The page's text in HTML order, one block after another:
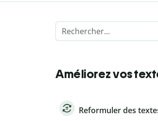
Améliorez vos
Reformuler des